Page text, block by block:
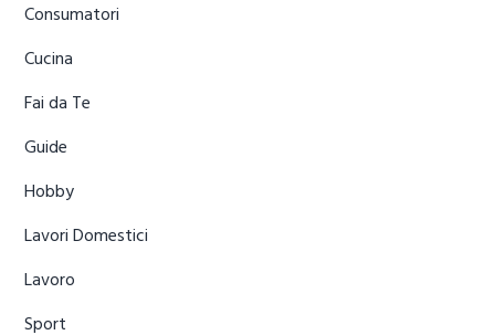
Consumatori
Cucina
Fai da Te
Guide
Hobby
Lavori Domestici
Lavoro
Sport